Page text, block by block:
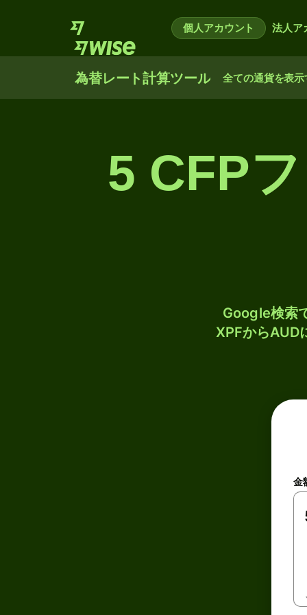
個人アカウント 法人ア
為替レート計算ツール 全ての通貨を表示
5 CFP
Google検索
XPFからAUD
金